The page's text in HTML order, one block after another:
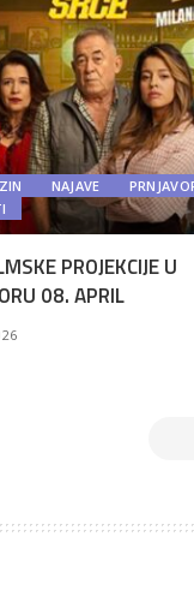
NAJAVE
PROJEKCIJE U
08. APRIL